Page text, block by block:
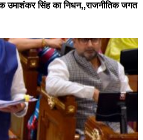
उमाशंकर सिंह का निधन,,राजनीतिक जगत